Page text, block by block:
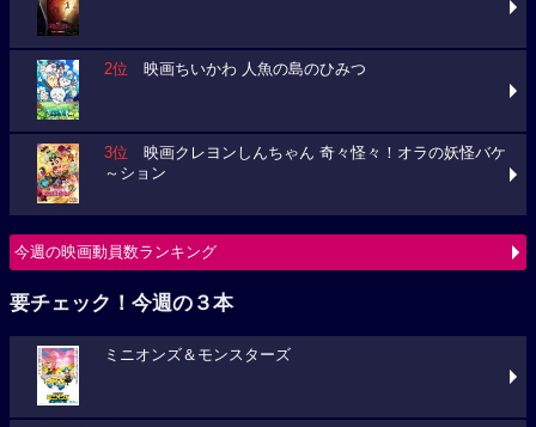
2位 映画ちいかわ 人魚の島のひみつ
3位 映画クレヨンしんちゃん 奇々怪々！オラの妖怪バケ
～ション
今週の映画動員数ランキング
要チェック！今週の３本
ミニオンズ＆モンスターズ